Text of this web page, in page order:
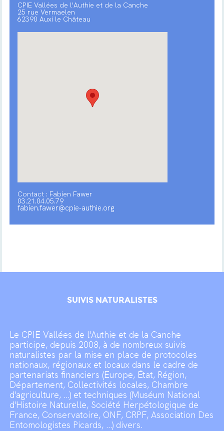
CPIE Vallées de l'Authie et de la Canche
25 rue Vermaelen
62390 Auxi le Château
Contact : Fabien Fawer
03.21.04.05.79
fabien.fawer@cpie-authie.org
SUIVIS NATURALISTES
Le CPIE Vallées de l'Authie et de la Canche
participe, depuis 2008, à de nombreux suivis
naturalistes par la mise en place de protocoles
nationaux, régionaux et locaux dans le cadre de
partenariats financiers (Europe, État, Région,
Département, Collectivités locales, Chambre
d'agriculture, ...) et techniques (Muséum National
d'Histoire Naturelle, Société Herpétologique de
France, Conservatoire, ONF, CRPF, Association Des
Entomologistes Picards, ...) divers.